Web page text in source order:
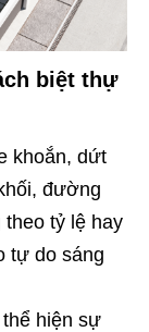
biệt thự
khoắn, dứt
đường
theo tỷ lệ hay
tự do sáng
hiện sự